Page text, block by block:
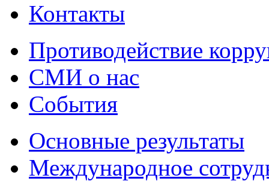
Контакты
Противодействие
СМИ о нас
События
Основные результаты
Международное